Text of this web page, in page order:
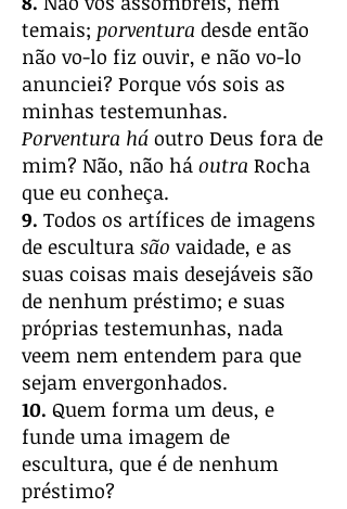
temais; porventura desde então
não vo-lo fiz ouvir, e não vo-lo
anunciei? Porque vós sois as
minhas testemunhas.
Porventura há outro Deus fora de
mim? Não, não há outra Rocha
que eu conheça.
9. Todos os artífices de imagens
de escultura são vaidade, e as
suas coisas mais desejáveis são
de nenhum préstimo; e suas
próprias testemunhas, nada
veem nem entendem para que
sejam envergonhados.
10. Quem forma um deus, e
funde uma imagem de
escultura, que é de nenhum
préstimo?